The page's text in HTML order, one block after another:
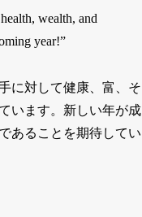
wealth, and
year!”
に対して健康、富、そ
います。新しい年が成
あることを期待してい